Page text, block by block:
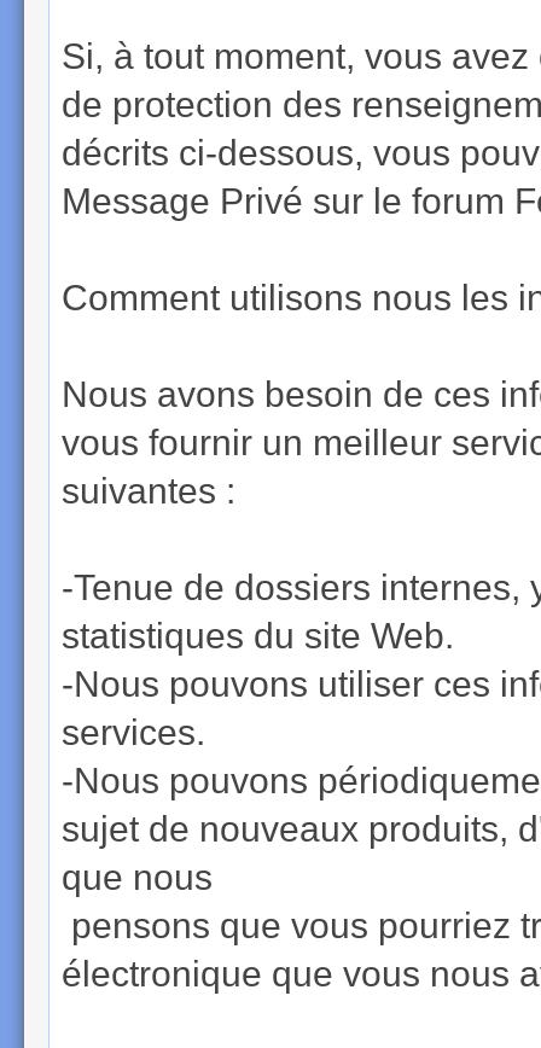
Si, à tout moment, vous
de protection des
décrits ci-dessous, vous
Message Privé sur le forum
Comment utilisons nous les
Nous avons besoin de ces
vous fournir un meilleur
suivantes :
-Tenue de dossiers
statistiques du site Web.
-Nous pouvons utiliser ces
services.
-Nous pouvons
sujet de nouveaux produits,
que nous
pensons que vous pourriez
électronique que vous nous